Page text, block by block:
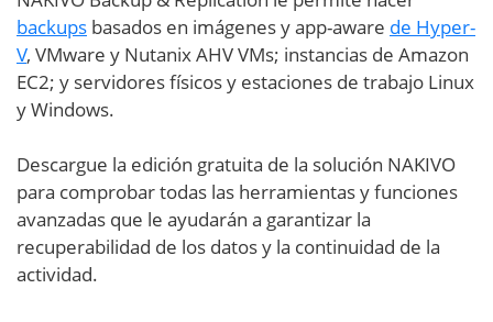
backups basados en imágenes y app-aware de Hyper-
V, VMware y Nutanix AHV VMs; instancias de Amazon
EC2; y servidores físicos y estaciones de trabajo Linux
y Windows.
Descargue la edición gratuita de la solución NAKIVO
para comprobar todas las herramientas y funciones
avanzadas que le ayudarán a garantizar la
recuperabilidad de los datos y la continuidad de la
actividad.